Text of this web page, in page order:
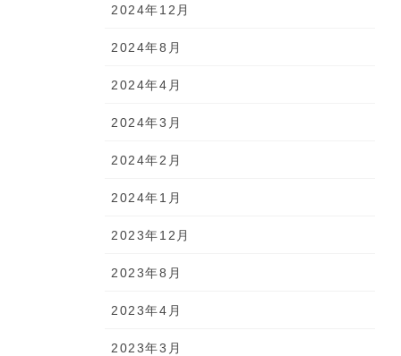
2024年12月
2024年8月
2024年4月
2024年3月
2024年2月
2024年1月
2023年12月
2023年8月
2023年4月
2023年3月